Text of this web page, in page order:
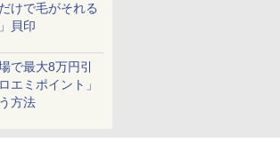
けで毛がそれる
貝印
で最大8万円引
エミポイント」
方法